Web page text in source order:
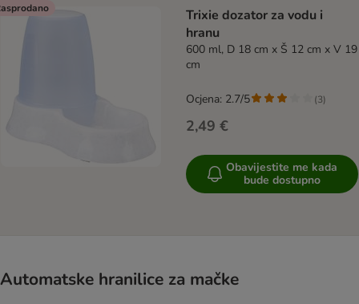
Trixie dozator za vodu i
hranu
600 ml, D 18 cm x Š 12 cm x V 19
cm
2,49 €
Ocjena: 2.7/5 (3)
Obavijestite me kada
bude dostupno
Automatske hranilice za mačke